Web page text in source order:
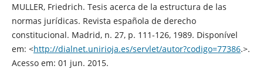
MULLER, Friedrich. Tesis acerca de la estructura de las
normas jurídicas. Revista española de derecho
constitucional. Madrid, n. 27, p. 111-126, 1989. Disponível
em: <http://dialnet.unirioja.es/servlet/autor?codigo=77386.>.
Acesso em: 01 jun. 2015.